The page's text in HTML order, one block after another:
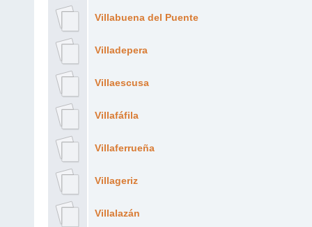
Villabuena del Puente
Villadepera
Villaescusa
Villafáfila
Villaferrueña
Villageriz
Villalazán